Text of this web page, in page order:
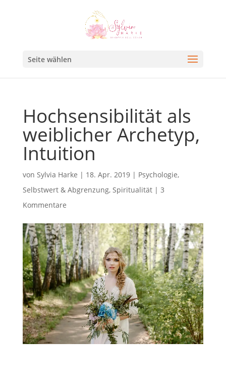
Seite wählen
Hochsensibilität als
weiblicher Archetyp,
Intuition
von Sylvia Harke | 18. Apr. 2019| Psychologie,
Selbstwert & Abgrenzung, Spiritualität| 3
Kommentare